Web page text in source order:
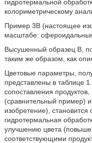
гидротермальной
колориметрическому
Пример 3В (настоящее
масштабе:
Высушенный образец В,
таким же образом, как
Цветовые параметры,
представлены в таблице
сопоставления
(сравнительный пример)
изобретение),
гидротермальная
улучшению цвета
соответствующими